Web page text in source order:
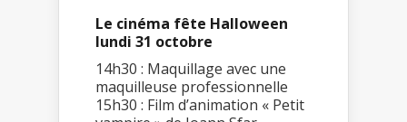
Le cinéma fête Halloween
lundi 31 octobre
14h30 : Maquillage avec une
maquilleuse professionnelle
15h30 : Film d’animation « Petit